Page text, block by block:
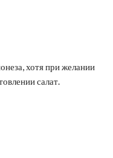
хотя при желании
салат.